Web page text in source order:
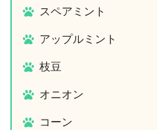
スペアミント
アップルミント
枝豆
オニオン
コーン